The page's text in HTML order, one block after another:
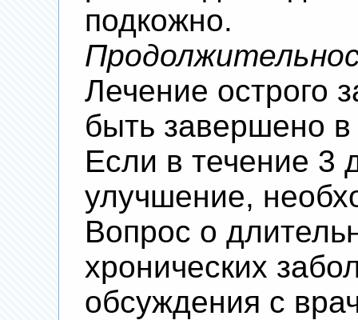
подкожно.
Лечение острого
быть завершено
Если в течение 3
улучшение,
Вопрос о
хронических
обсуждения с